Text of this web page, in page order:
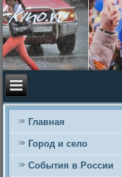
Главная
Город и село
События в России